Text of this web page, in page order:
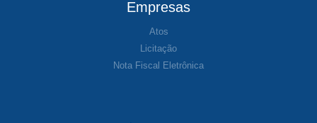
Empresas
Atos
Licitação
Nota Fiscal Eletrônica